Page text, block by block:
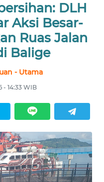
DLH
Aksi Besar-
Ruas Jalan
Balige
- Utama
- 14:33 WIB